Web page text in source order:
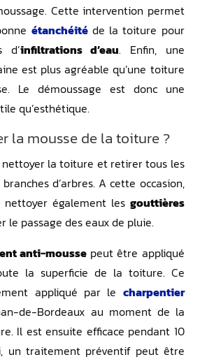
Cette intervention permet
étanchéité de la toiture pour
d’infiltrations d’eau. Enfin, une
est plus agréable qu’une toiture
Le démoussage est donc une
qu’esthétique.
la mousse de la toiture ?
nettoyer la toiture et retirer tous les
d’arbres. A cette occasion,
également les gouttières
le passage des eaux de pluie.
anti-mousse peut être appliqué
la superficie de la toiture. Ce
appliqué par le charpentier
de-Bordeaux au moment de la
Il est ensuite efficace pendant 10
un traitement préventif peut être